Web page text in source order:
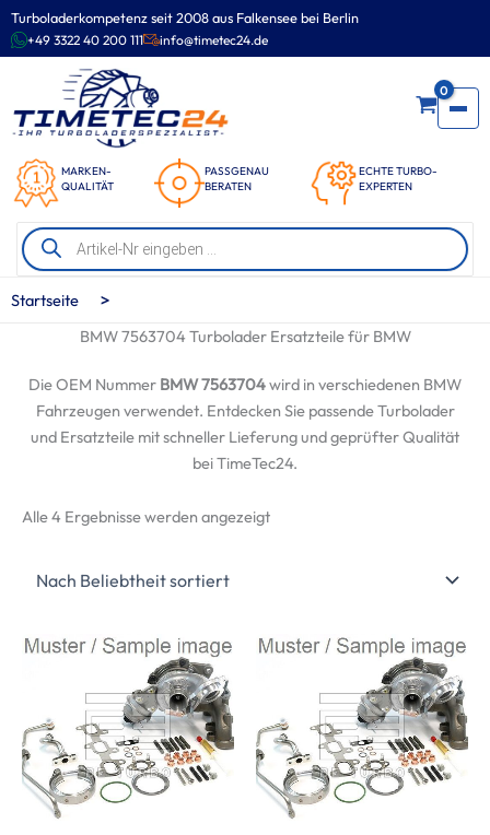
Turboladerkompetenz seit 2008 aus Falkensee bei Berlin
+49 3322 40 200 111 info@timetec24.de
MARKEN-
QUALITÄT
PASSGENAU
BERATEN
ECHTE TURBO-
EXPERTEN
0
Products
search
Zum
Inhalt
springen
Startseite >
BMW 7563704 Turbolader Ersatzteile für BMW
Die OEM Nummer BMW 7563704wird in verschiedenen BMW
Fahrzeugen verwendet. Entdecken Sie passende Turbolader
und Ersatzteile mit schneller Lieferung und geprüfter Qualität
bei TimeTec24.
Alle 4 Ergebnisse werden angezeigtNach